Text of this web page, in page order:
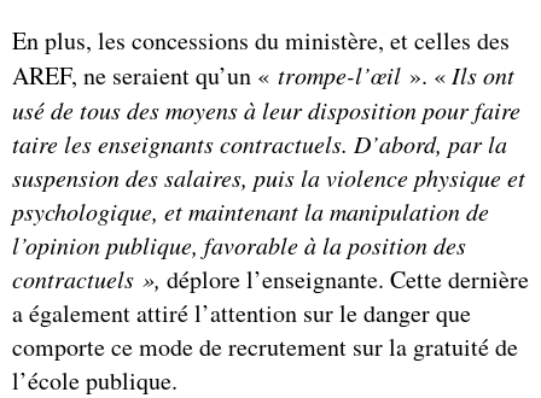
En plus, les concessions du ministère, et celles des
AREF, ne seraient qu’un « trompe-l’œil ». « Ils ont
usé de tous des moyens à leur disposition pour faire
taire les enseignants contractuels. D’abord, par la
suspension des salaires, puis la violence physique et
psychologique, et maintenant la manipulation de
l’opinion publique, favorable à la position des
contractuels », déplore l’enseignante. Cette dernière
a également attiré l’attention sur le danger que
comporte ce mode de recrutement sur la gratuité de
l’école publique.